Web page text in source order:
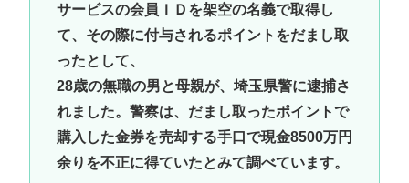
サービスの会員ＩＤを架空の名義で取得し
て、その際に付与されるポイントをだまし取
ったとして、
28歳の無職の男と母親が、埼玉県警に逮捕さ
れました。警察は、だまし取ったポイントで
購入した金券を売却する手口で現金8500万円
余りを不正に得ていたとみて調べています。